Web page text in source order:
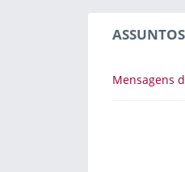
Mensagens